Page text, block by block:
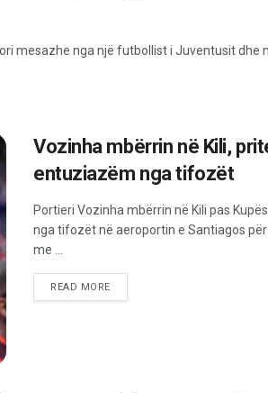
mesazhe nga një futbollist i Juventusit dhe
Vozinha mbërrin në Kili,
entuziazëm nga tifozët
Portieri Vozinha mbërrin në Kili pas
nga tifozët në aeroportin e Santiagos për
me ...
READ MORE